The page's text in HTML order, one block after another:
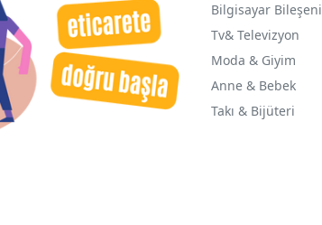
Bilgisayar Bileşeni
Tv& Televizyon
Moda & Giyim
Anne & Bebek
Takı & Bijüteri